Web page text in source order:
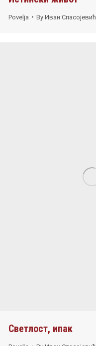
Povelja By Иван Спасојевић
Светлост, ипак